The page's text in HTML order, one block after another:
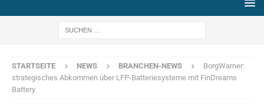
STARTSEITE NEWS BRANCHEN-NEWS
BorgWarner:
strategisches Abkommen über LFP-Batteriesysteme mit FinDreams
Battery